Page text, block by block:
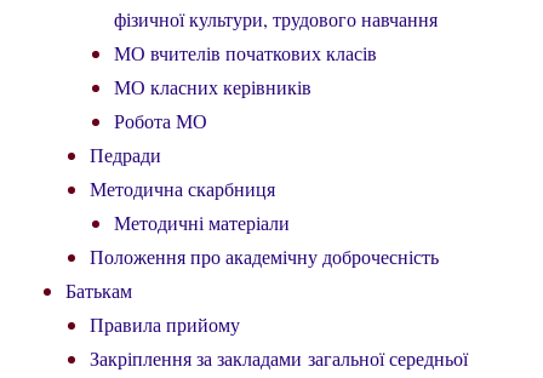
фізичної культури, трудового навчання
МО вчителів початкових класів
МО класних керівників
Робота МО
Педради
Методична скарбниця
Методичні матеріали
Положення про академічну доброчесність
Батькам
Правила прийому
Закріплення за закладами загальної середньої